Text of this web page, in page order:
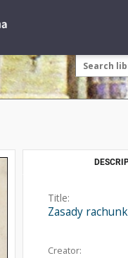
Title:
Zasady
Creator: